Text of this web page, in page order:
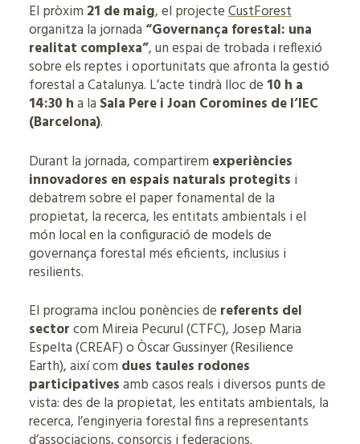
El pròxim 21 de maig, el projecteCustForest
organitza la jornada“Governança forestal: una
realitat complexa”, un espai de trobada i reflexió
sobre els reptes i oportunitats que afronta la gestió
forestal a Catalunya. L’acte tindrà lloc de 10 h a
14:30 ha la Sala Pere i Joan Coromines de l’IEC
(Barcelona).
Durant la jornada, compartirem experiències
innovadores en espais naturals protegits i
debatrem sobre el paper fonamental de la
propietat, la recerca, les entitats ambientals i el
món local en la configuració de models de
governança forestal més eficients, inclusius i
resilients.
El programa inclou ponències de referents del
sectorcom Mireia Pecurul (CTFC), Josep Maria
Espelta (CREAF) o Òscar Gussinyer (Resilience
Earth), així com dues taules rodones
participativesamb casos reals i diversos punts de
vista: des de la propietat, les entitats ambientals, la
recerca, l’enginyeria forestal fins a representants